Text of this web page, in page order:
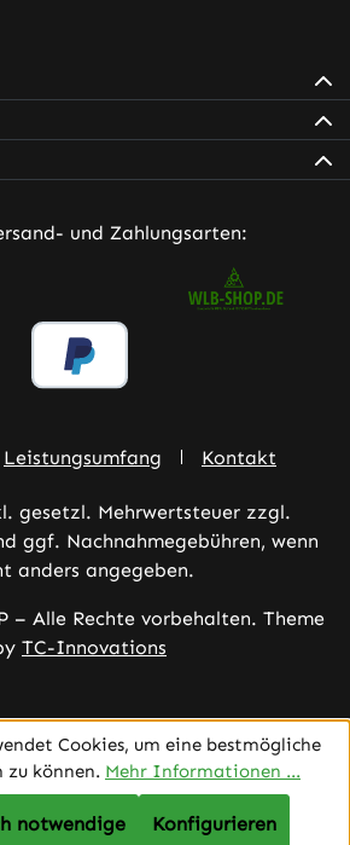
– öffnet in neuem Tab
vorbei – öffnet in neuem Tab
Pinterest inspirieren – öffnet in
auf X – öffnet in neuem Tab
und Zahlungsarten:
Leistungsumfang Kontakt
gesetzl. Mehrwertsteuer zzgl.
ggf. Nachnahmegebühren, wenn
anders angegeben.
– Alle Rechte vorbehalten. Theme
TC-Innovations
Cookies, um eine bestmögliche
zu können. Mehr Informationen ...
notwendige Konfigurieren